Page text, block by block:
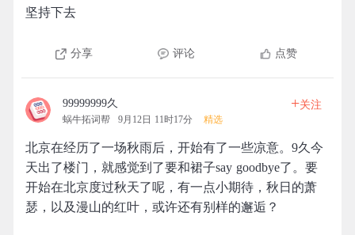
坚持下去
分享 评论 点赞
99999999久
蜗牛拓词帮 9月12日 11时17分 精选
+关注
北京在经历了一场秋雨后，开始有了一些凉意。9久今
天出了楼门，就感觉到了要和裙子say goodbye了。要
开始在北京度过秋天了呢，有一点小期待，秋日的萧
瑟，以及漫山的红叶，或许还有别样的邂逅？